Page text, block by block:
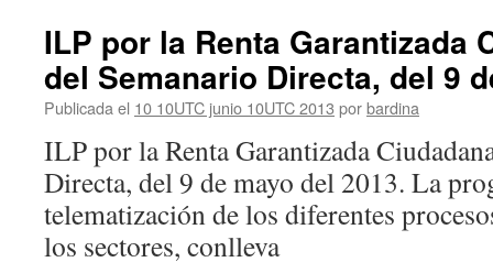
ILP por la Renta Garantizada
del Semanario Directa, del 9
Publicada el 10 10UTC junio 10UTC 2013 porbardina
ILP por la Renta Garantizada
Directa, del 9 de mayo del 2013. La
telematización de los diferentes
los sectores, conlleva